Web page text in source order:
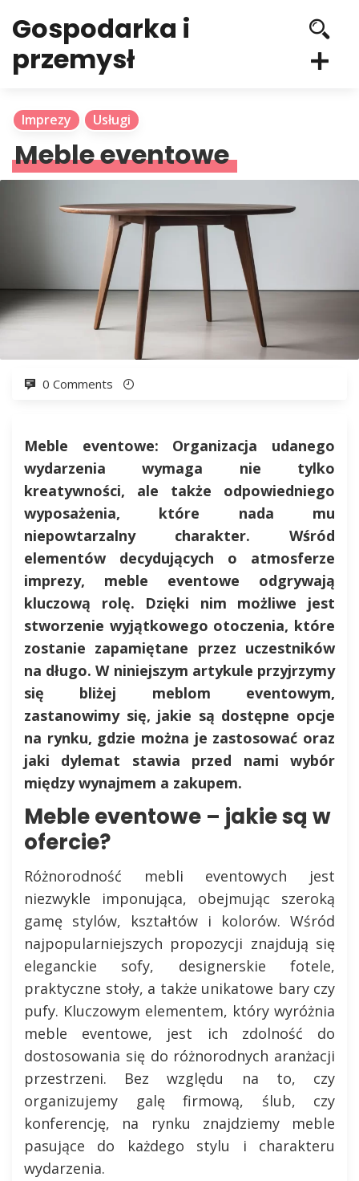
Gospodarka i
przemysł
Imprezy Usługi
Meble eventowe
0 Comments
Meble eventowe: Organizacja udanego
wydarzenia wymaga nie tylko
kreatywności, ale także odpowiedniego
wyposażenia, które nada mu
niepowtarzalny charakter. Wśród
elementów decydujących o atmosferze
imprezy, meble eventowe odgrywają
kluczową rolę. Dzięki nim możliwe jest
stworzenie wyjątkowego otoczenia, które
zostanie zapamiętane przez uczestników
na długo. W niniejszym artykule przyjrzymy
się bliżej meblom eventowym,
zastanowimy się, jakie są dostępne opcje
na rynku, gdzie można je zastosować oraz
jaki dylemat stawia przed nami wybór
między wynajmem a zakupem.
Meble eventowe – jakie są w
ofercie?
Różnorodność mebli eventowych jest
niezwykle imponująca, obejmując szeroką
gamę stylów, kształtów i kolorów. Wśród
najpopularniejszych propozycji znajdują się
eleganckie sofy, designerskie fotele,
praktyczne stoły, a także unikatowe bary czy
pufy. Kluczowym elementem, który wyróżnia
meble eventowe, jest ich zdolność do
dostosowania się do różnorodnych aranżacji
przestrzeni. Bez względu na to, czy
organizujemy galę firmową, ślub, czy
konferencję, na rynku znajdziemy meble
pasujące do każdego stylu i charakteru
wydarzenia.